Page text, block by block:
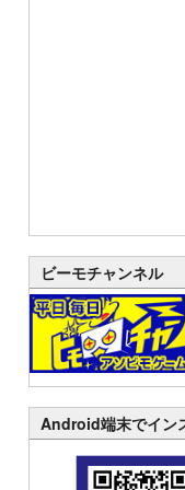
ビーモチャンネル
Android端末でイン